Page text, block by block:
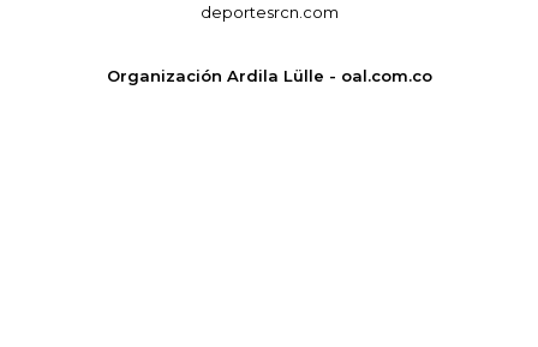
deportesrcn.com
Organización Ardila Lülle - oal.com.co